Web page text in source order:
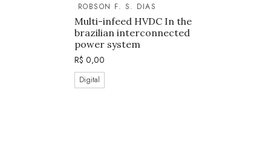
ROBSON F. S. DIAS
Multi-infeed HVDC In the
brazilian interconnected
power system
R$ 0,00
Digital